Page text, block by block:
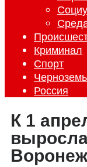
Криминал
Спорт
Россия
К 1